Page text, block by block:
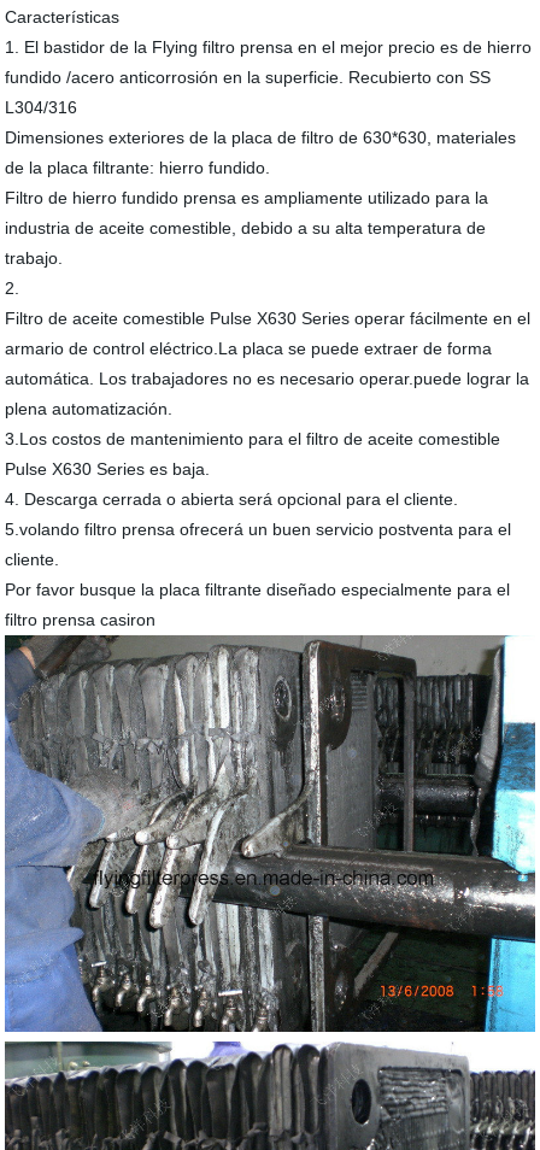
Características
1. El bastidor de la Flying filtro prensa en el mejor precio es de hierro
fundido /acero anticorrosión en la superficie. Recubierto con SS
L304/316
Dimensiones exteriores de la placa de filtro de 630*630, materiales
de la placa filtrante: hierro fundido.
Filtro de hierro fundido prensa es ampliamente utilizado para la
industria de aceite comestible, debido a su alta temperatura de
trabajo.
2.
Filtro de aceite comestible Pulse X630 Series operar fácilmente en el
armario de control eléctrico.La placa se puede extraer de forma
automática. Los trabajadores no es necesario operar.puede lograr la
plena automatización.
3.Los costos de mantenimiento para el filtro de aceite comestible
Pulse X630 Series es baja.
4. Descarga cerrada o abierta será opcional para el cliente.
5.volando filtro prensa ofrecerá un buen servicio postventa para el
cliente.
Por favor busque la placa filtrante diseñado especialmente para el
filtro prensa casiron